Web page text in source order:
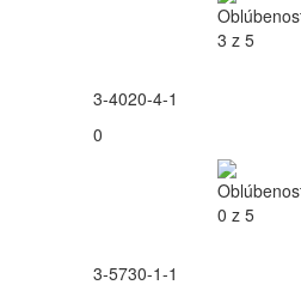
3-4020-4-1
0
3-5730-1-1